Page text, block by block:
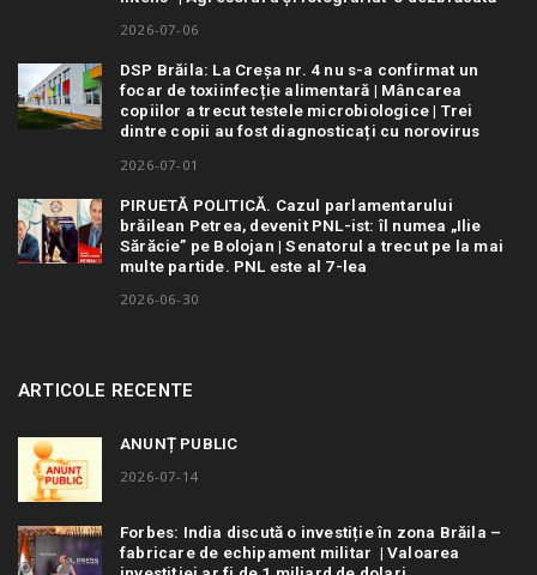
2026-07-06
DSP Brăila: La Creșa nr. 4 nu s-a confirmat un
focar de toxiinfecție alimentară | Mâncarea
copiilor a trecut testele microbiologice | Trei
dintre copii au fost diagnosticați cu norovirus
2026-07-01
PIRUETĂ POLITICĂ. Cazul parlamentarului
brăilean Petrea, devenit PNL-ist: îl numea „Ilie
Sărăcie” pe Bolojan | Senatorul a trecut pe la mai
multe partide. PNL este al 7-lea
2026-06-30
ARTICOLE RECENTE
ANUNȚ PUBLIC
2026-07-14
Forbes: India discută o investiție în zona Brăila –
fabricare de echipament militar | Valoarea